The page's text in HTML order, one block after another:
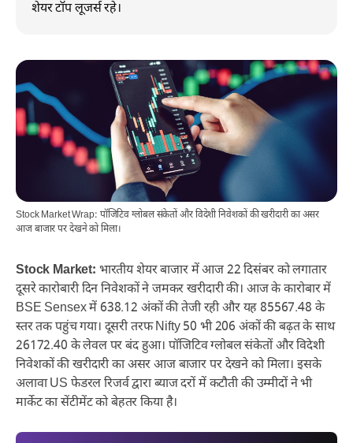
शेयर टॉप लूजर्स रहे।
Stock Market Wrap: पॉजिटिव ग्लोबल संकेतों और विदेशी निवेशकों की खरीदारी का असर
आज बाजार पर देखने को मिला।
Stock Market: भारतीय शेयर बाजार में आज 22 दिसंबर को लगातार
दूसरे कारोबारी दिन निवेशकों ने जमकर खरीदारी की। आज के कारोबार में
BSE Sensex में 638.12 अंकों की तेजी रही और यह 85567.48 के
स्तर तक पहुंच गया। दूसरी तरफ Nifty 50 भी 206 अंकों की बढ़त के साथ
26172.40 के लेवल पर बंद हुआ। पॉजिटिव ग्लोबल संकेतों और विदेशी
निवेशकों की खरीदारी का असर आज बाजार पर देखने को मिला। इसके
अलावा US फेडरल रिजर्व द्वारा ब्याज दरों में कटौती की उम्मीदों ने भी
मार्केट का सेंटीमेंट को बेहतर किया है।